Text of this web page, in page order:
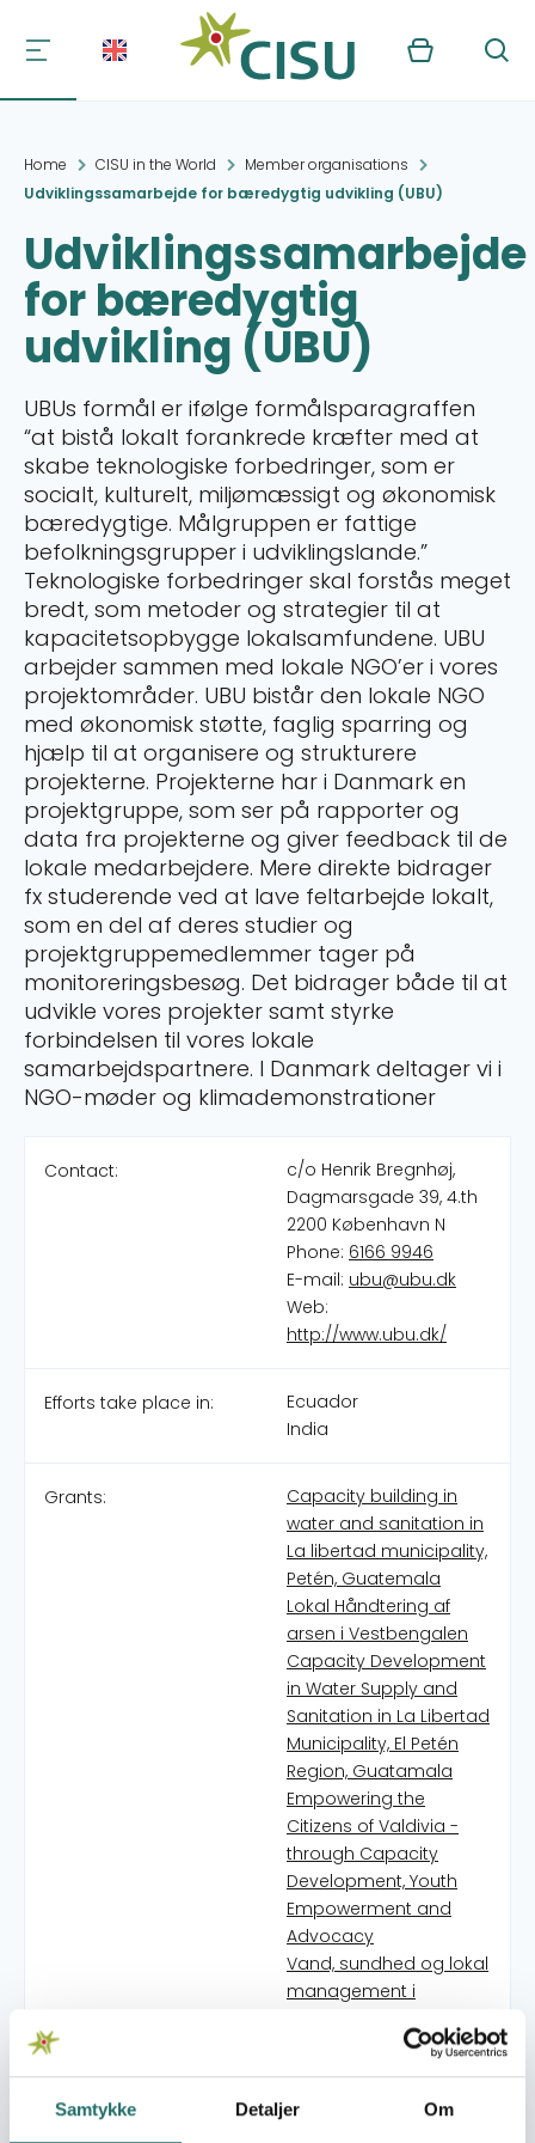
Samtykke Detaljer Om
Kurv Søg
Home CISU in the World
Member organisations
Udviklingssamarbejde for bæredygtig udvikling (UBU)
Udviklingssamarbejde
for bæredygtig
udvikling (UBU)
UBUs formål er ifølge formålsparagraffen
“at bistå lokalt forankrede kræfter med at
skabe teknologiske forbedringer, som er
socialt, kulturelt, miljømæssigt og økonomisk
bæredygtige. Målgruppen er fattige
befolkningsgrupper i udviklingslande.”
Teknologiske forbedringer skal forstås meget
bredt, som metoder og strategier til at
kapacitetsopbygge lokalsamfundene. UBU
arbejder sammen med lokale NGO’er i vores
projektområder. UBU bistår den lokale NGO
med økonomisk støtte, faglig sparring og
hjælp til at organisere og strukturere
projekterne. Projekterne har i Danmark en
projektgruppe, som ser på rapporter og
data fra projekterne og giver feedback til de
lokale medarbejdere. Mere direkte bidrager
fx studerende ved at lave feltarbejde lokalt,
som en del af deres studier og
projektgruppemedlemmer tager på
monitoreringsbesøg. Det bidrager både til at
udvikle vores projekter samt styrke
forbindelsen til vores lokale
samarbejdspartnere. I Danmark deltager vi i
NGO-møder og klimademonstrationer
Contact:
c/o Henrik Bregnhøj,
Dagmarsgade 39, 4.th
2200 København N
Phone: 6166 9946
E-mail: ubu@ubu.dk
Web:
http://www.ubu.dk/
Efforts take place in:
Ecuador
India
Grants:
Capacity building in
water and sanitation in
La libertad municipality,
Petén, Guatemala
Lokal Håndtering af
arsen i Vestbengalen
Capacity Development
in Water Supply and
Sanitation in La Libertad
Municipality, El Petén
Region, Guatamala
Empowering the
Citizens of Valdivia -
through Capacity
Development, Youth
Empowerment and
Advocacy
Vand, sundhed og lokal
management i
Lokal håndtering af
arsenik-forurenet
drikkevand i